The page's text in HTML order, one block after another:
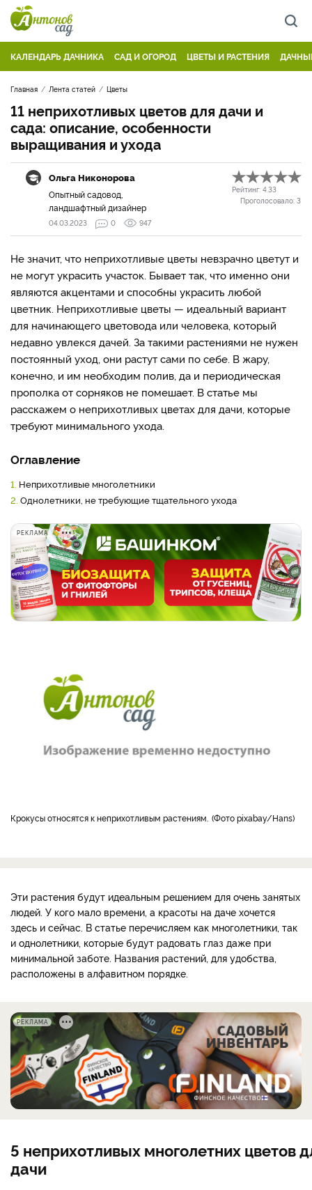
КАЛЕНДАРЬ ДАЧНИКА САД И ОГОРОД ЦВЕТЫ И РАСТЕНИЯ
Главная Лента статей Цветы
11 неприхотливых цветов для дачи и
сада: описание, особенности
выращивания и ухода
Ольга Никонорова
Опытный садовод,
ландшафтный дизайнер
Рейтинг: 4.33
Проголосовало: 3
04.03.2023 0 947
Не значит, что неприхотливые цветы невзрачно цветут и
не могут украсить участок. Бывает так, что именно они
являются акцентами и способны украсить любой
цветник. Неприхотливые цветы — идеальный вариант
для начинающего цветовода или человека, который
недавно увлекся дачей. За такими растениями не нужен
постоянный уход, они растут сами по себе. В жару,
конечно, и им необходим полив, да и периодическая
прополка от сорняков не помешает. В статье мы
расскажем о неприхотливых цветах для дачи, которые
требуют минимального ухода.
Оглавление
1. Неприхотливые многолетники
2. Однолетники, не требующие тщательного ухода
РЕКЛАМА
Крокусы относятся к неприхотливым растениям. Фото pixabay/Hans
Эти растения будут идеальным решением для очень занятых
людей. У кого мало времени, а красоты на даче хочется
здесь и сейчас. В статье перечисляем как многолетники, так
и однолетники, которые будут радовать глаз даже при
минимальной заботе. Названия растений, для удобства,
расположены в алфавитном порядке.
РЕКЛАМА
5 неприхотливых многолетних цветов
дачи